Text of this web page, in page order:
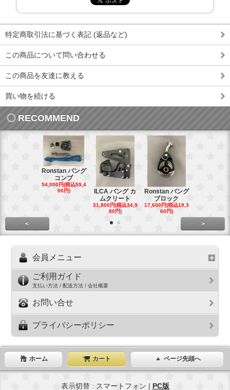
特定商取引法に基づく表記 (返品など)
この商品について問い合わせる
この商品を友達に教える
買い物を続ける
RECOMMEND
Ronstan バング
コンプ
54,000円(税込59,4
00円)
ILCA バング カ
ムクリート
31,800円(税込34,9
80円)
Ronstan バング
ブロック
17,600円(税込19,3
60円)
< >
会員メニュー
ご利用ガイド
支払い方法 / 配送方法 / 会社概要
お問い合せ
プライバシーポリシー
ホーム カート ページ先頭へ
表示切替 : スマートフォン | PC版